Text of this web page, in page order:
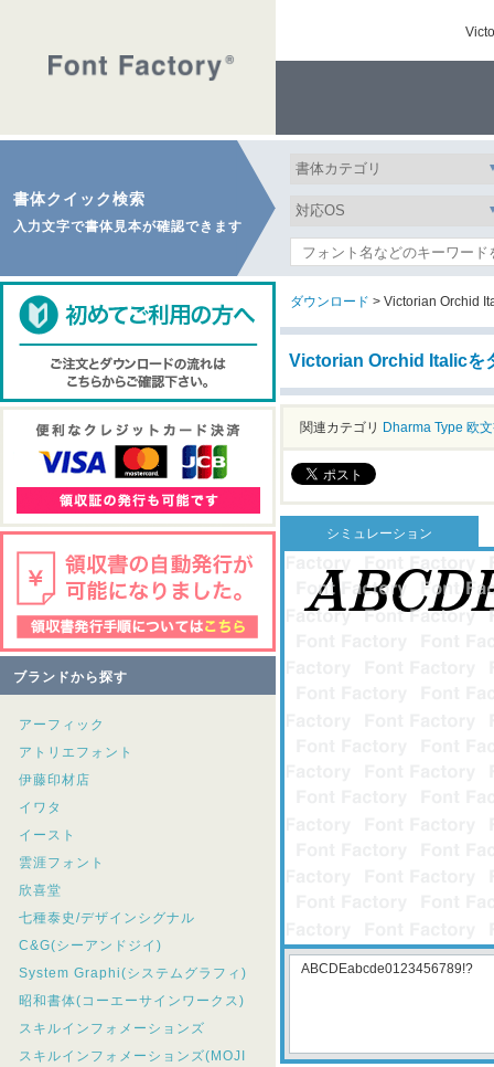
書体クイック検索
入力文字で書体見本が確認できます
ブランドから探す
アーフィック
アトリエフォント
伊藤印材店
イワタ
イースト
雲涯フォント
欣喜堂
七種泰史/デザインシグナル
C&G(シーアンドジイ)
System Graphi(システムグラフィ)
昭和書体(コーエーサインワークス)
スキルインフォメーションズ
スキルインフォメーションズ(MOJI
ダウンロード > Victorian Orchid
Victorian Orchid Italicを
関連カテゴリ Dharma Type 欧
シミュレーション